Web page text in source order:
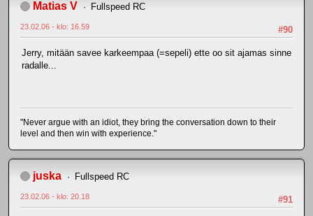
Matias V Fullspeed RC
#90
23.02.06 - klo: 16.59
Jerry, mitään savee karkeempaa (=sepeli) ette oo sit ajamas sinne
radalle...
"Never argue with an idiot, they bring the conversation down to their
level and then win with experience."
juska Fullspeed RC
#91
23.02.06 - klo: 20.18